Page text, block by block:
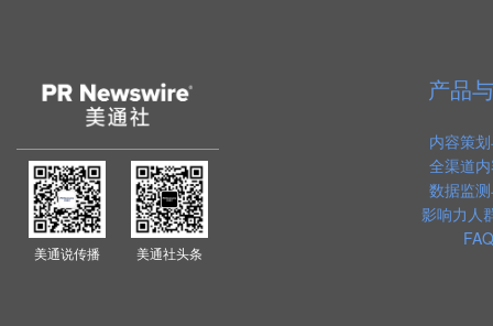
美通说传播 美通社头条
产品
内容策
全渠道
数据监
影响力人